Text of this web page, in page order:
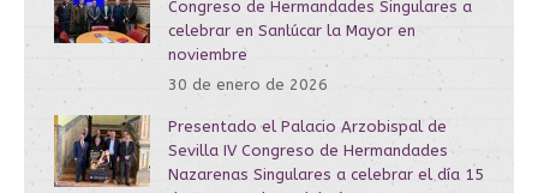
Congreso de Hermandades Singulares a
celebrar en Sanlúcar la Mayor en
noviembre
30 de enero de 2026
Presentado el Palacio Arzobispal de
Sevilla IV Congreso de Hermandades
Nazarenas Singulares a celebrar el día 15